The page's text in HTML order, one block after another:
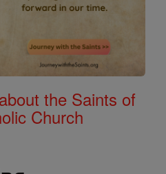
the Saints of
Church